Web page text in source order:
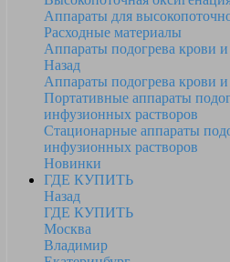
Аппараты для
Расходные материалы
Аппараты подогрева крови
Назад
Аппараты подогрева крови
Портативные аппараты
инфузионных растворов
Стационарные аппараты
инфузионных растворов
Новинки
ГДЕ КУПИТЬ
Назад
ГДЕ КУПИТЬ
Москва
Владимир